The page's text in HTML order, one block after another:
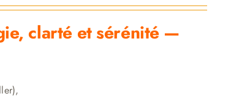
clarté et sérénité —